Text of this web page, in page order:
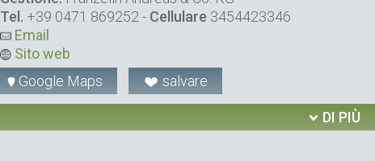
Tel. +39 0471 869252 - Cellulare 3454423346
Email
Sito web
Google Maps
salvare
DI PIÙ